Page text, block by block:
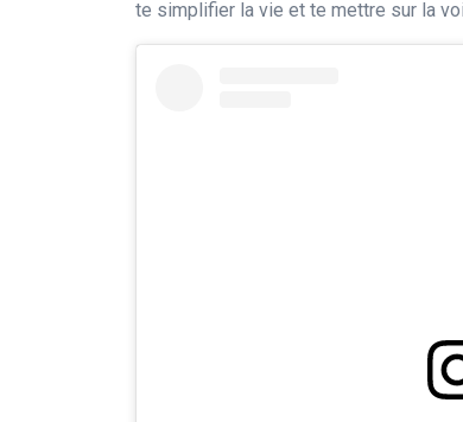
te simplifier la vie et te mettre sur la